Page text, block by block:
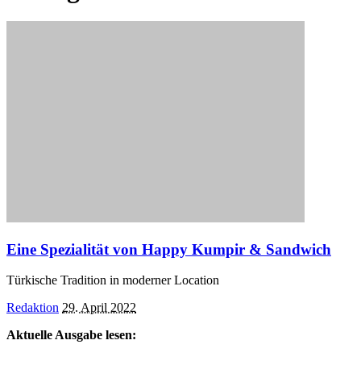
Eine Spezialität von Happy Kumpir & Sandwich
Türkische Tradition in moderner Location
Posted
Redaktion 29. April 2022
Aktuelle Ausgabe lesen: